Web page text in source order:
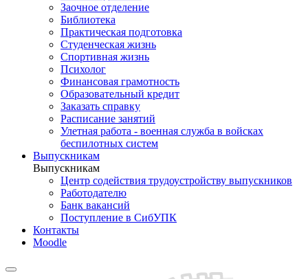
Заочное отделение
Библиотека
Практическая подготовка
Студенческая жизнь
Спортивная жизнь
Психолог
Финансовая грамотность
Образовательный кредит
Заказать справку
Расписание занятий
Улетная работа - военная служба в войсках
беспилотных систем
Выпускникам
Выпускникам
Центр содействия трудоустройству выпускников
Работодателю
Банк вакансий
Поступление в СибУПК
Контакты
Moodle